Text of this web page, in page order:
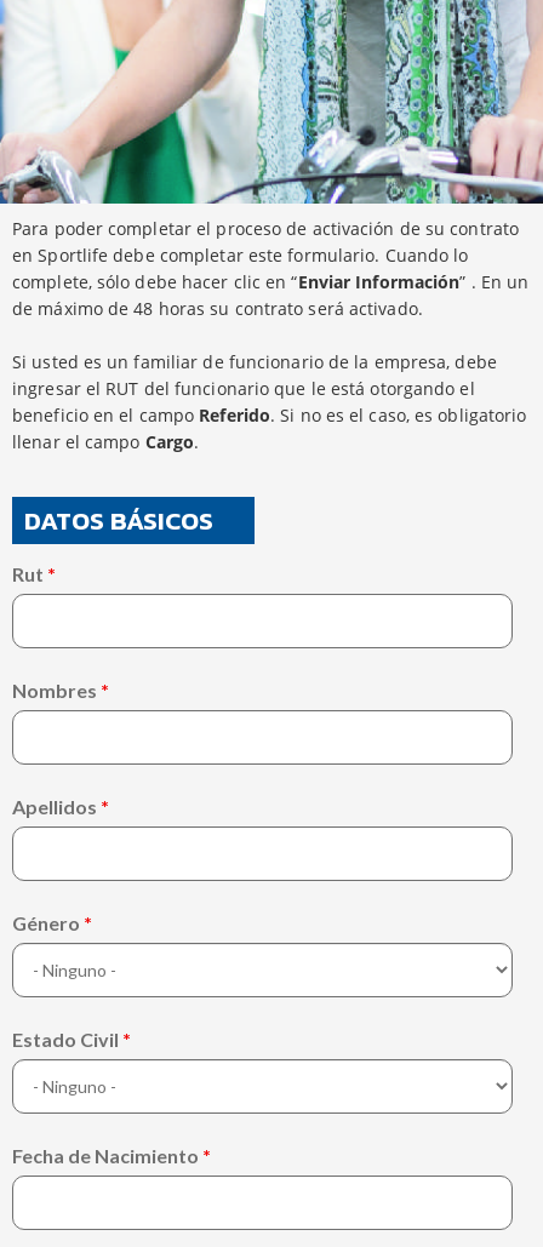
Para poder completar el proceso de activación de su contrato
en Sportlife debe completar este formulario. Cuando lo
complete, sólo debe hacer clic en “Enviar Información” . En un
de máximo de 48 horas su contrato será activado.
Si usted es un familiar de funcionario de la empresa, debe
ingresar el RUT del funcionario que le está otorgando el
beneficio en el campo Referido. Si no es el caso, es obligatorio
llenar el campo Cargo.
DATOS BÁSICOS
Rut *
Nombres *
Apellidos *
Género *
Estado Civil *
Fecha de Nacimiento *